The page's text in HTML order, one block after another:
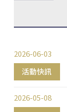
活動快訊
2026-06-03
2026-05-08